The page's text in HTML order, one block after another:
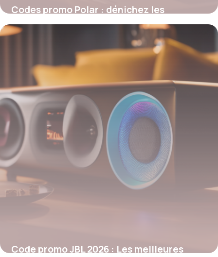
Codes promo Polar : dénichez les
meilleures réductions pour vos achats
high-tech
Code promo JBL 2026 : Les meilleures